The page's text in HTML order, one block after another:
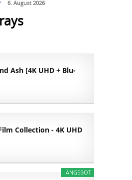
6. August 2026
Ash [4K UHD + Blu-
Collection - 4K UHD
ANGEBOT